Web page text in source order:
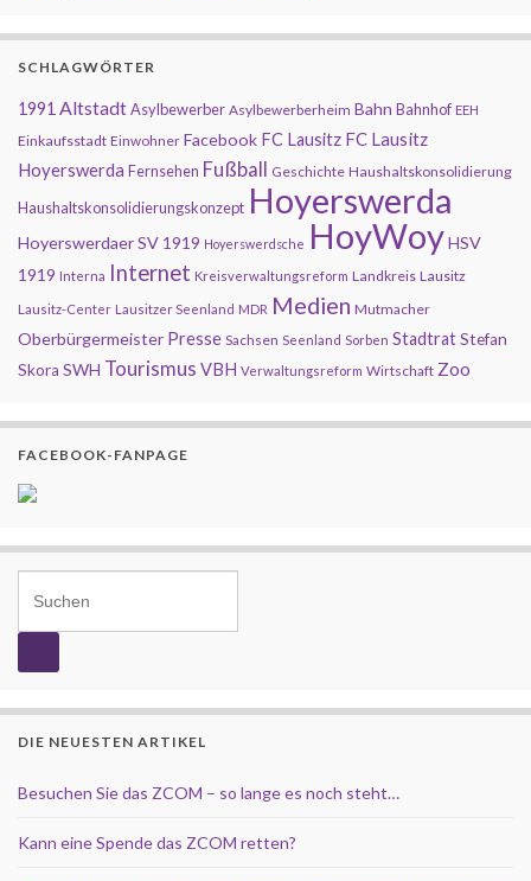
SCHLAGWÖRTER
1991 AltstadtAsylbewerber Asylbewerberheim Bahn Bahnhof EEH
Einkaufsstadt Einwohner Facebook FC Lausitz FC Lausitz
Hoyerswerda Fernsehen Fußball Geschichte Haushaltskonsolidierung
Haushaltskonsolidierungskonzept Hoyerswerda
Hoyerswerdaer SV 1919 Hoyerswerdsche HoyWoyHSV
1919 Interna Internet Kreisverwaltungsreform Landkreis Lausitz
Lausitz-Center Lausitzer Seenland MDR Medien Mutmacher
Oberbürgermeister Presse Sachsen Seenland Sorben StadtratStefan
Skora SWH Tourismus VBH Verwaltungsreform Wirtschaft Zoo
FACEBOOK-FANPAGE
DIE NEUESTEN ARTIKEL
Besuchen Sie das ZCOM – so lange es noch steht…
Kann eine Spende das ZCOM retten?